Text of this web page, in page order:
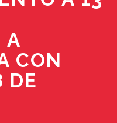
A
CON
DE